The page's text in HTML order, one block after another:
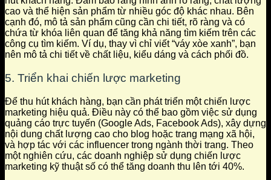
cao và thể hiện sản phẩm từ nhiều góc độ khác nhau. Bên
cạnh đó, mô tả sản phẩm cũng cần chi tiết, rõ ràng và có
chứa từ khóa liên quan để tăng khả năng tìm kiếm trên các
công cụ tìm kiếm. Ví dụ, thay vì chỉ viết “váy xòe xanh”, bạn
nên mô tả chi tiết về chất liệu, kiểu dáng và cách phối đồ.
5. Triển khai chiến lược marketing
Để thu hút khách hàng, bạn cần phát triển một chiến lược
marketing hiệu quả. Điều này có thể bao gồm việc sử dụng
quảng cáo trực tuyến (Google Ads, Facebook Ads), xây dựng
nội dung chất lượng cao cho blog hoặc trang mạng xã hội,
và hợp tác với các influencer trong ngành thời trang. Theo
một nghiên cứu, các doanh nghiệp sử dụng chiến lược
marketing kỹ thuật số có thể tăng doanh thu lên tới 40%.